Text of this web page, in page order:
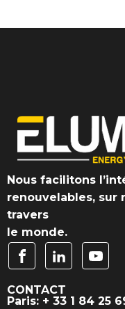
Nous facilitons
renouvelables, sur
travers
le monde.
CONTACT
Paris: + 33 1 84 25